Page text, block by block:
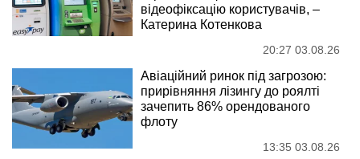
відеофіксацію користувачів, –
Катерина Котенкова
20:27 03.08.26
Авіаційний ринок під загрозою:
прирівняння лізингу до роялті
зачепить 86% орендованого
флоту
13:35 03.08.26